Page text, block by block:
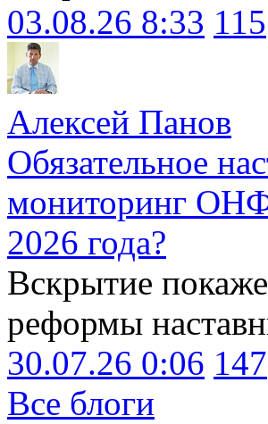
03.08.26 8:33 115
Алексей Панов
Обязательное
мониторинг ОНФ
2026 года?
Вскрытие
реформы
30.07.26 0:06 147
Все блоги